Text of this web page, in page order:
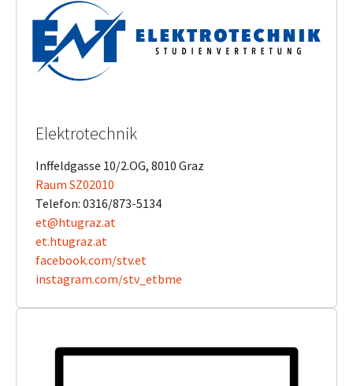
Elektrotechnik
Inffeldgasse 10/2.OG, 8010 Graz
Raum SZ02010
Telefon: 0316/873-5134
et@htugraz.at
​​​​​​​et.htugraz.at
​​​​​​​facebook.com/stv.et
​​​​​​​instagram.com/stv_etbme